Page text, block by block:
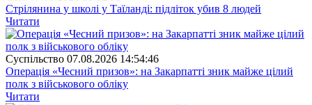
Стрілянина у школі у Таїланді: підліток убив 8 людей
Читати
Суспiльство 07.08.2026 14:54:46
Операція «Чесний призов»: на Закарпатті зник майже цілий
полк з військового обліку
Читати